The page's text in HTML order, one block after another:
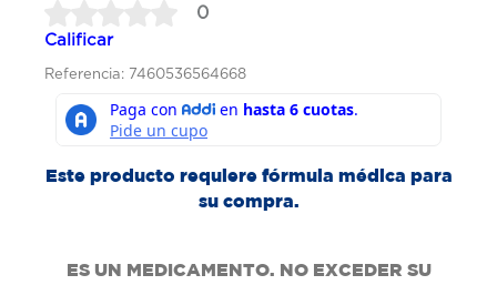
0
Calificar
Referencia: 7460536564668
Este producto requiere fórmula médica para
su compra.
ES UN MEDICAMENTO. NO EXCEDER SU